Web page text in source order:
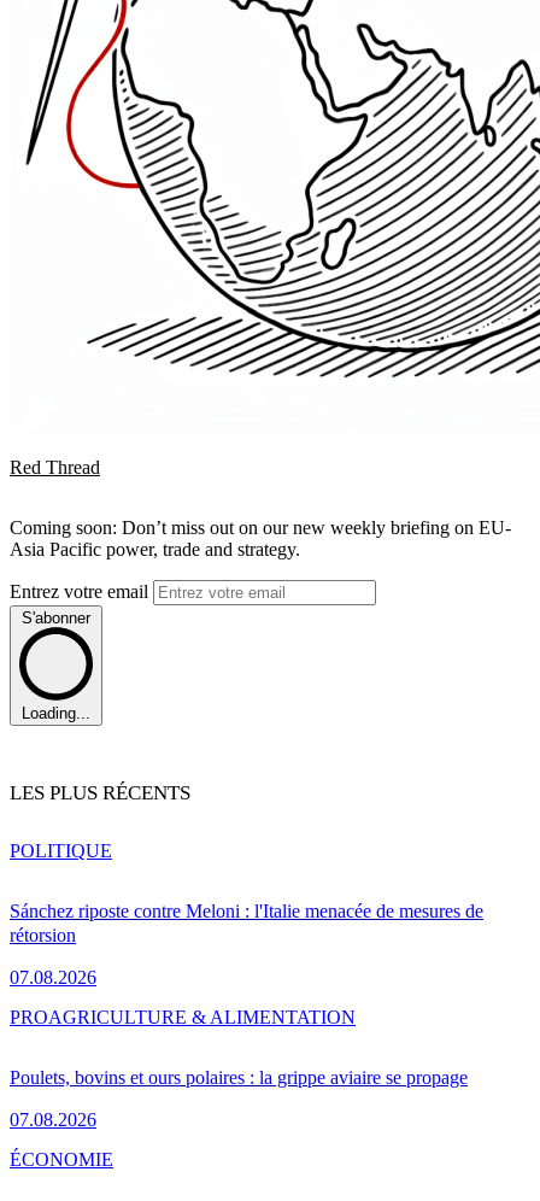
Red Thread
Coming soon: Don’t miss out on our new weekly briefing on EU-
Asia Pacific power, trade and strategy.
Entrez votre email
S'abonner
Loading...
LES PLUS RÉCENTS
Sánchez riposte contre Meloni : l'Italie menacée de mesures de
rétorsion
07.08.2026
POLITIQUE
Poulets, bovins et ours polaires : la grippe aviaire se propage
07.08.2026
PROAGRICULTURE & ALIMENTATION
ÉCONOMIE